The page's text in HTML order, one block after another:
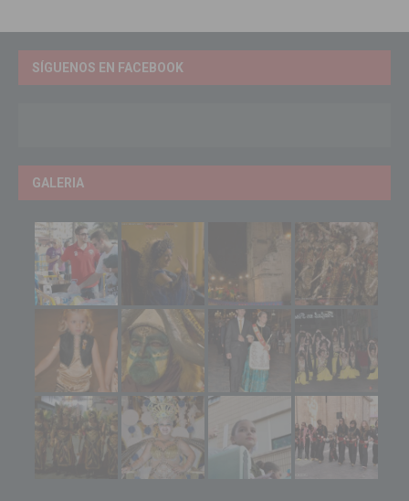
SÍGUENOS EN FACEBOOK
GALERIA